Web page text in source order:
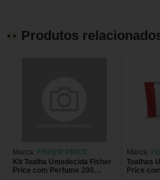
Produtos
Marca: FISHER PRICE
Kit Toalha Umedecida Fisher
Price com Perfume 200
Marca:
Toalhas
Price